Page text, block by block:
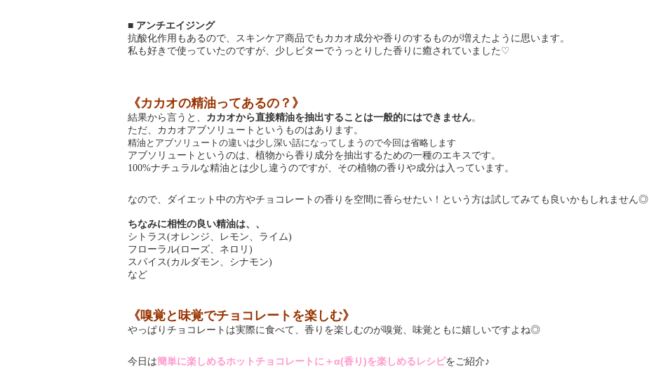
■ アンチエイジング
抗酸化作用もあるので、スキンケア商品でもカカオ成分や香りのするものが増えたように思います。
私も好きで使っていたのですが、 少しビターでうっとりした香りに癒されていました ♡
《カカオの精油ってあるの？》
結果から言うと、 カカオから直接精油を抽出することは一般的にはできません。
ただ、カカオアブソリュートというものはあります。
精油とアブソリュートの違いは少し深い話になってしまうので今回は省略します
アブソリュートというのは、植物から香り成分を抽出するための一種のエキスです。
100%ナチュラルな精油とは少し違うのですが、その植物の香りや成分は入っています。
なので、ダイエット中の方やチョコレートの香りを空間に香らせたい！という方は試してみても良いかもしれません◎
ちなみに相性の良い精油は、、
シトラス(オレンジ、レモン、ライム)
フローラル(ローズ、ネロリ )
スパイス(カルダモン、シナモン)
など
《嗅覚と味覚でチョコレートを楽しむ》
やっぱりチョコレートは実際に食べて、香りを楽しむのが嗅覚、味覚ともに嬉しいですよね◎
今日は簡単に楽しめるホットチョコレートに＋α(香り)を楽しめるレシピをご紹介♪